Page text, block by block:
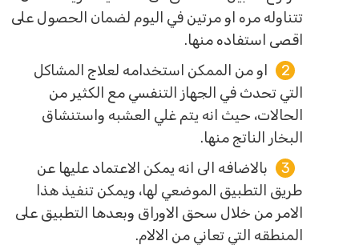
تتناوله مره او مرتين في اليوم لضمان الحصول على
اقصى استفاده منها.
او من الممكن استخدامه لعلاج المشاكل
التي تحدث في الجهاز التنفسي مع الكثير من
الحالات، حيث انه يتم غلي العشبه واستنشاق
البخار الناتج منها.
بالاضافه الى انه يمكن الاعتماد عليها عن
طريق التطبيق الموضعي لها، ويمكن تنفيذ هذا
الامر من خلال سحق الاوراق وبعدها التطبيق على
المنطقه التي تعاني من الالام.